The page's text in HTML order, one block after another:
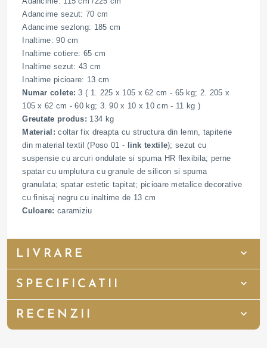
Adancime sezut: 70 cm
Adancime sezlong: 185 cm
Inaltime: 90 cm
Inaltime cotiere: 65 cm
Inaltime sezut: 43 cm
Inaltime picioare: 13 cm
Numar colete: 3 ( 1. 225 x 105 x 62 cm - 65 kg; 2. 205 x
105 x 62 cm - 60 kg; 3. 90 x 10 x 10 cm - 11 kg )
Greutate produs: 134 kg
Material: coltar fix dreapta cu structura din lemn, tapiterie
din material textil (Poso 01 -
link textile); sezut cu
suspensie cu arcuri ondulate si spuma HR flexibila; perne
spatar cu umplutura cu granule de silicon si spuma
granulata; spatar estetic tapitat; picioare metalice decorative
cu finisaj negru cu inaltime de 13 cm
Culoare: caramiziu
LIVRARE
SPECIFICATII
RECENZII